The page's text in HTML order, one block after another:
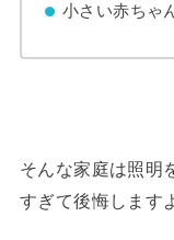
小さい赤ちゃ
そんな家庭は照明
すぎて後悔します